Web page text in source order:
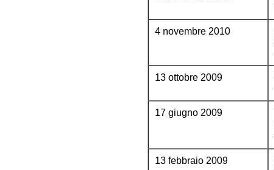
4 novembre 2010
13 ottobre 2009
17 giugno 2009
13 febbraio 2009